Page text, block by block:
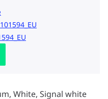
White, Signal white